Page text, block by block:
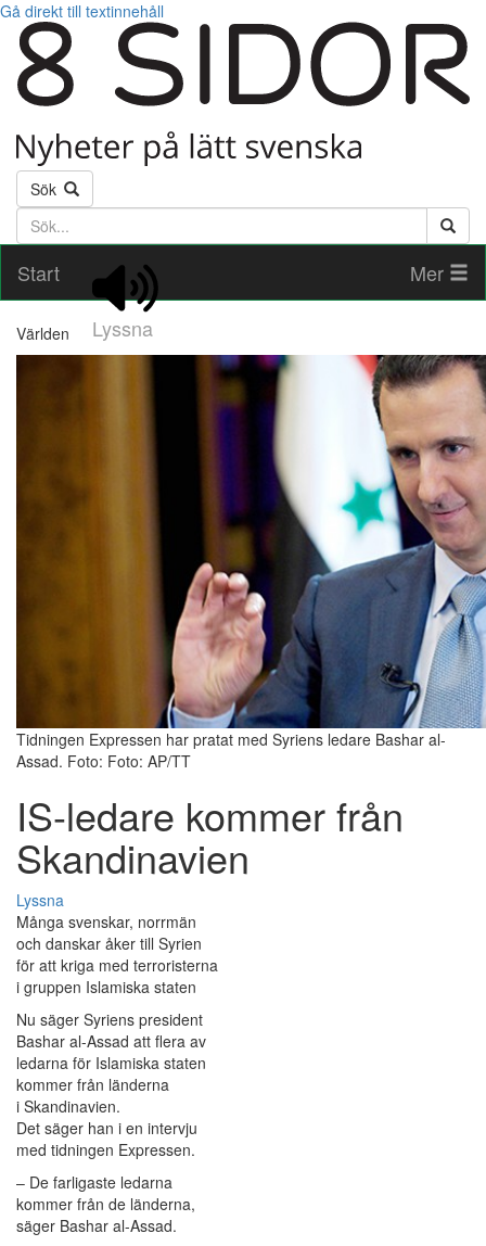
Gå direkt till textinnehåll
Sök
Söktext
Start
Lyssna
Mer
Världen
Tidningen Expressen har pratat med Syriens ledare Bashar al-
Assad. Foto: Foto: AP/TT
IS-ledare kommer från
Skandinavien
Lyssna
Många svenskar, norrmän
och danskar åker till Syrien
för att kriga med terroristerna
i gruppen Islamiska staten
Nu säger Syriens president
Bashar al-Assad att flera av
ledarna för Islamiska staten
kommer från länderna
i Skandinavien.
Det säger han i en intervju
med tidningen Expressen.
– De farligaste ledarna
kommer från de länderna,
säger Bashar al-Assad.